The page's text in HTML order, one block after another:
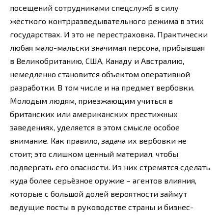
посещений сотрудниками спецслужб в силу
жёсткого контрразведывательного режима в этих
государствах. И это не перестраховка. Практически
любая мало-мальски значимая персона, прибывшая
в Великобританию, США, Канаду и Австралию,
немедленно становится объектом оперативной
разработки. В том числе и на предмет вербовки.
Молодым людям, приезжающим учиться в
британских или американских престижных
заведениях, уделяется в этом смысле особое
внимание. Как правило, задача их вербовки не
стоит; это слишком ценный материал, чтобы
подвергать его опасности. Из них стремятся сделать
куда более серьёзное оружие – агентов влияния,
которые с большой долей вероятности займут
ведущие посты в руководстве страны и бизнес-